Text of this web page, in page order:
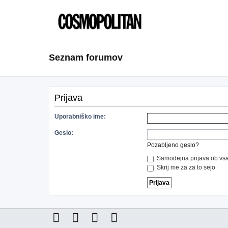
Seznam forumov
Prijava
Uporabniško ime:
Geslo:
Pozabljeno geslo?
Samodejna prijava ob
Skrij me za za to sejo